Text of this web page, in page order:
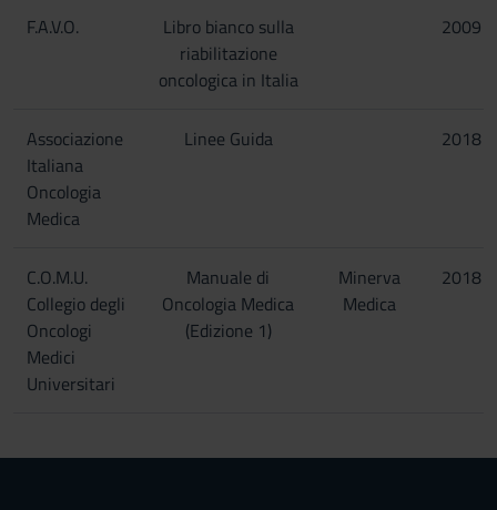
F.A.V.O.
Libro bianco sulla
riabilitazione
oncologica in Italia
2009
Associazione
Italiana
Oncologia
Medica
Linee Guida 2018
C.O.M.U.
Collegio degli
Oncologi
Medici
Universitari
Manuale di
Oncologia Medica
(Edizione 1)
Minerva
Medica
2018